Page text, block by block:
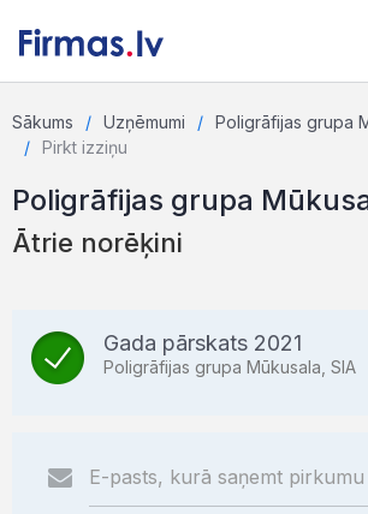
Sākums Uzņēmumi
Poligrāfijas grupa
Pirkt izziņu
Poligrāfijas grupa
Ātrie norēķini
Gada pārskats 2021
Poligrāfijas grupa Mūkusala, SIA